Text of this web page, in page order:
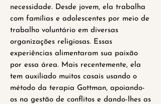
necessidade. Desde jovem, ela trabalha
com famílias e adolescentes por meio de
trabalho voluntário em diversas
organizações religiosas. Essas
experiências alimentaram sua paixão
por essa área. Mais recentemente, ela
tem auxiliado muitos casais usando o
método da terapia Gottman, apoiando-
os na gestão de conflitos e dando-lhes as